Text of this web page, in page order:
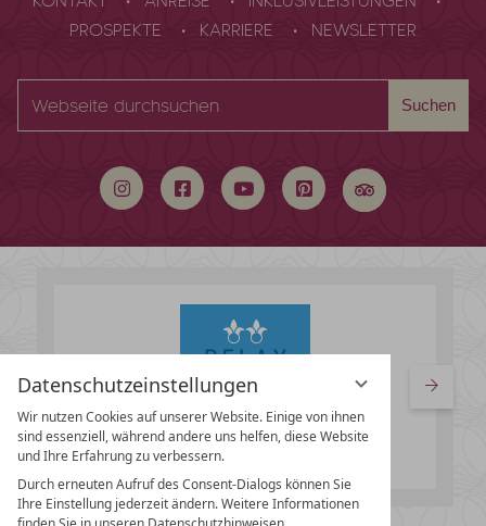
Datenschutzeinstellungen
Wir nutzen Cookies auf unserer Website. Einige von ihnen
sind essenziell, während andere uns helfen, diese Website
und Ihre Erfahrung zu verbessern.
Durch erneuten Aufruf des Consent-Dialogs können Sie
Ihre Einstellung jederzeit ändern. Weitere Informationen
PROSPEKTE
KARRIERE NEWSLETTER
durchsuchen
Suchen